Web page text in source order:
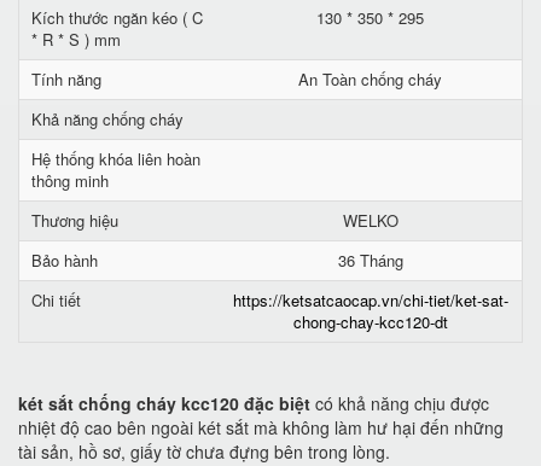
Kích thước ngăn kéo ( C
* R * S ) mm
130 * 350 * 295
Tính năng
An Toàn chống cháy
Khả năng chống cháy
Hệ thống khóa liên hoàn
thông minh
Thương hiệu
WELKO
Bảo hành
36 Tháng
Chi tiết
https://ketsatcaocap.vn/chi-tiet/ket-sat-
chong-chay-kcc120-dt
két sắt chống cháy kcc120 đặc biệt có khả năng chịu được
nhiệt độ cao bên ngoài két sắt mà không làm hư hại đến những
tài sản, hồ sơ, giấy tờ chưa đựng bên trong lòng.